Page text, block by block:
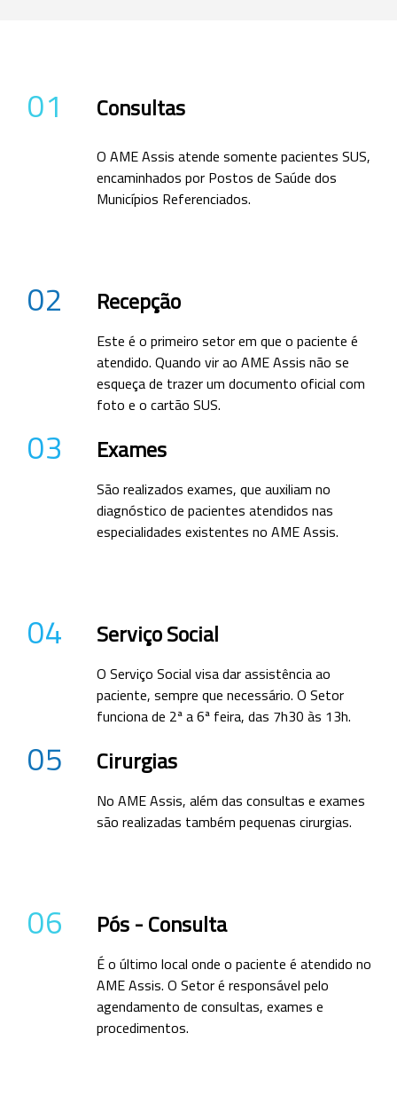
01 Consultas
O AME Assis atende somente pacientes SUS,
encaminhados por Postos de Saúde dos
Municípios Referenciados.
02 Recepção
Este é o primeiro setor em que o paciente é
atendido. Quando vir ao AME Assis não se
esqueça de trazer um documento oficial com
foto e o cartão SUS.
03 Exames
São realizados exames, que auxiliam no
diagnóstico de pacientes atendidos nas
especialidades existentes no AME Assis.
04 Serviço Social
O Serviço Social visa dar assistência ao
paciente, sempre que necessário. O Setor
funciona de 2ª a 6ª feira, das 7h30 às 13h.
05 Cirurgias
No AME Assis, além das consultas e exames
são realizadas também pequenas cirurgias.
06 Pós - Consulta
É o último local onde o paciente é atendido no
AME Assis. O Setor é responsável pelo
agendamento de consultas, exames e
procedimentos.